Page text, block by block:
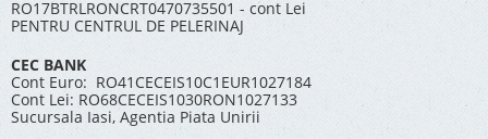
RO17BTRLRONCRT0470735501 - cont Lei
PENTRU CENTRUL DE PELERINAJ
CEC BANK
Cont Euro: RO41CECEIS10C1EUR1027184
Cont Lei: RO68CECEIS1030RON1027133
Sucursala Iasi, Agentia Piata Unirii